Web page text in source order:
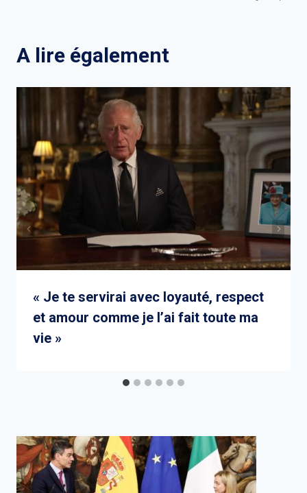
A lire également
« Je te servirai avec loyauté, respect
et amour comme je l’ai fait toute ma
vie »